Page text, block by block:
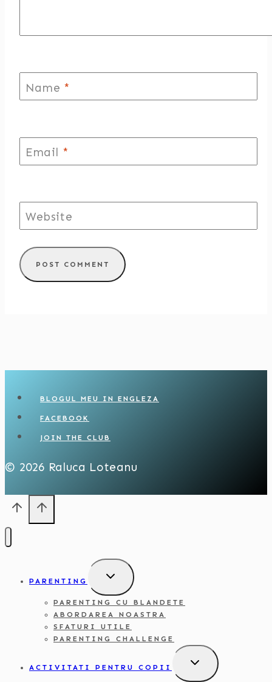
Name *
Email *
Website
BLOGUL MEU IN ENGLEZA
FACEBOOK
JOIN THE CLUB
© 2026 Raluca Loteanu
PARENTING
TOGGLE
CHILD
MENU
PARENTING CU BLANDETE
ABORDAREA NOASTRA
SFATURI UTILE
PARENTING CHALLENGE
ACTIVITATI PENTRU COPII
TOGGLE
CHILD
MENU